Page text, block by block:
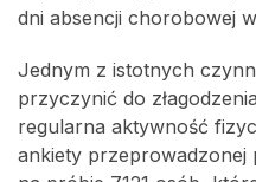
dni absencji chorobowej
Jednym z istotnych
przyczynić do
regularna aktywność
ankiety przeprowadzonej